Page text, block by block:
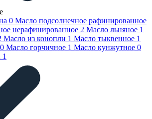
0 Масло подсолнечное рафинированное
нерафинированное 2 Масло льняное 1
Масло из конопли 1 Масло тыквенное 1
0 Масло горчичное 1 Масло кунжутное 0
1